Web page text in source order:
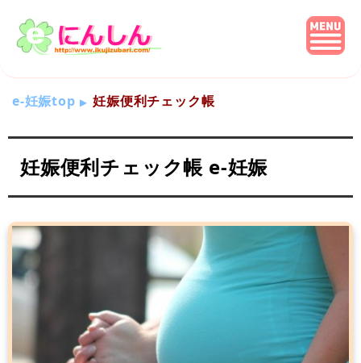
e-妊娠top 妊娠便利チェック帳
妊娠便利チェック帳 e-妊娠